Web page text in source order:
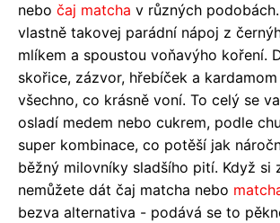
nebo čaj matcha v různých
vlastně takovej parádní nápoj z
mlíkem a spoustou voňavýho koření.
skořice, zázvor, hřebíček a
všechno, co krásně voní. To celý se
osladí medem nebo cukrem, podle
super kombinace, co potěší jak
běžný milovníky sladšího pití. Když si
nemůžete dát čaj matcha nebo
bezva alternativa - podává se to